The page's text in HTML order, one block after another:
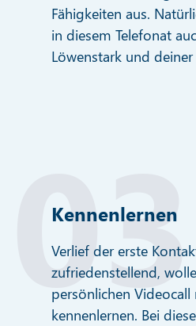
Fähigkeiten aus.
in diesem Telefonat
Löwenstark und
Kennenlernen
Verlief der erste
zufriedenstellend,
persönlichen Videocall
kennenlernen. Bei